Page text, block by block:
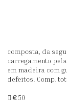
DE
CAÇA
composta, da
carregamento
em madeira com
defeitos. Comp.
€50